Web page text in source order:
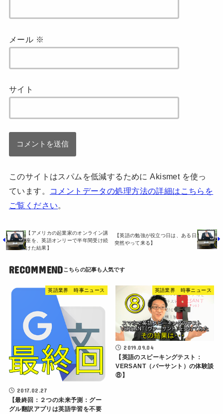
メール ※
サイト
このサイトはスパムを低減するために Akismet を使っ
ています。
コメントデータの処理方法の詳細はこちらを
ご覧ください。
【アメリカの起業家のオンライン講
座を、英語オンリーで半年間受け続
けた結果】
【英語の勉強が役立つ日は、ある日
突然やって来る】
RECOMMEND
英語業界 時事ニュース
2017.02.27
【最終回：２つの未来予測：グー
グル翻訳アプリは英語学習を不要
英語業界 時事ニュース
2019.09.04
【英語のスピーキングテスト：
VERSANT（バーサント）の体験談
⑧】